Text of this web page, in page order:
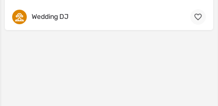
Wedding DJ